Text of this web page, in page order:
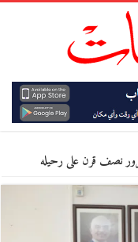
نصف قرن على رحيله